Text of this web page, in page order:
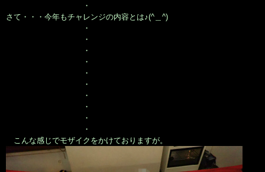
・
さて・・・今年もチャレンジの内容とは♪(^＿^)
・
・
・
・
・
・
・
・
・
・
こんな感じでモザイクをかけておりますが。